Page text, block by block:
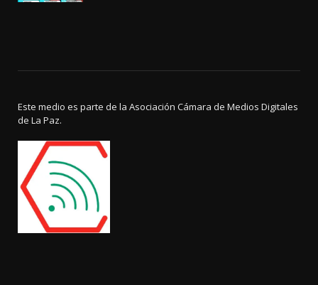
Este medio es parte de la Asociación Cámara de Medios Digitales
de La Paz.